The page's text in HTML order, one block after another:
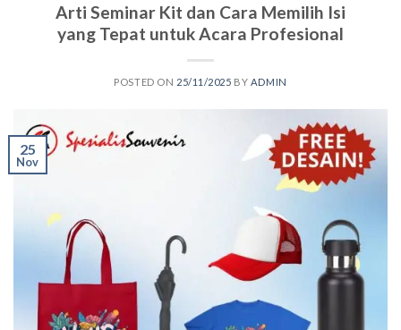
Arti Seminar Kit dan Cara Memilih Isi
yang Tepat untuk Acara Profesional
POSTED ON 25/11/2025 BY ADMIN
25
Nov